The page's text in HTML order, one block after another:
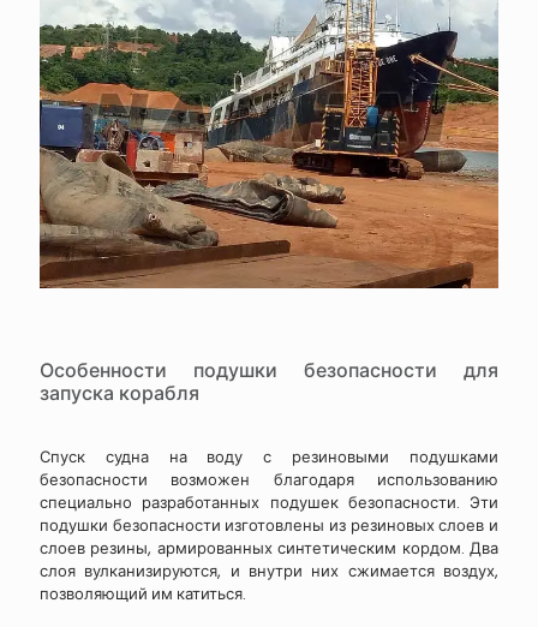
Особенности подушки безопасности для
запуска корабля
Спуск судна на воду с резиновыми подушками
безопасности возможен благодаря использованию
специально разработанных подушек безопасности. Эти
подушки безопасности изготовлены из резиновых слоев и
слоев резины, армированных синтетическим кордом. Два
слоя вулканизируются, и внутри них сжимается воздух,
позволяющий им катиться.